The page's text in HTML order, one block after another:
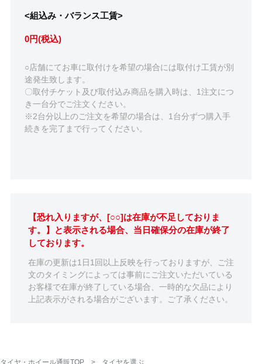
<組込み・バランス工賃>
0円(税込)
○店舗にてお車に取付けを希望の場合には取付け工賃が別
途発生致します。
〇取付チケット及び取付込み商品を購入時は、1注文につ
き一台分でご注文ください。
※2台分以上のご注文を希望の場合は、1台分ずつ購入手
続きを完了まで行ってください。
【恐れ入りますが、[○○]は在庫が不足しておりま
す。】と表示される場合、当日確保分の在庫が終了
しております。
在庫の更新は1日1回以上反映を行っておりますが、ご注
文のタイミングによっては事前にご注文いただいている
お客様で在庫が終了している場合、一時的な欠品により
上記表示がされる場合がございます。ご了承ください。
タイヤ・ホイール通販TOP タイヤを選ぶ